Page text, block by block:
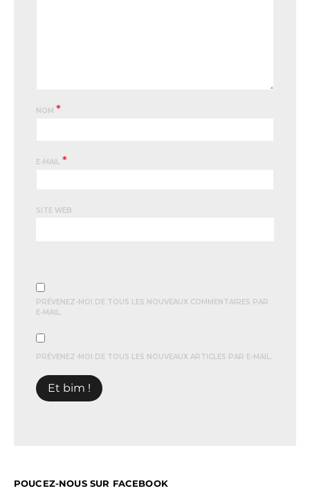
NOM *
E-MAIL *
SITE WEB
PRÉVENEZ-MOI DE TOUS LES NOUVEAUX COMMENTAIRES PAR
E-MAIL.
PRÉVENEZ-MOI DE TOUS LES NOUVEAUX ARTICLES PAR E-MAIL.
POUCEZ-NOUS SUR FACEBOOK